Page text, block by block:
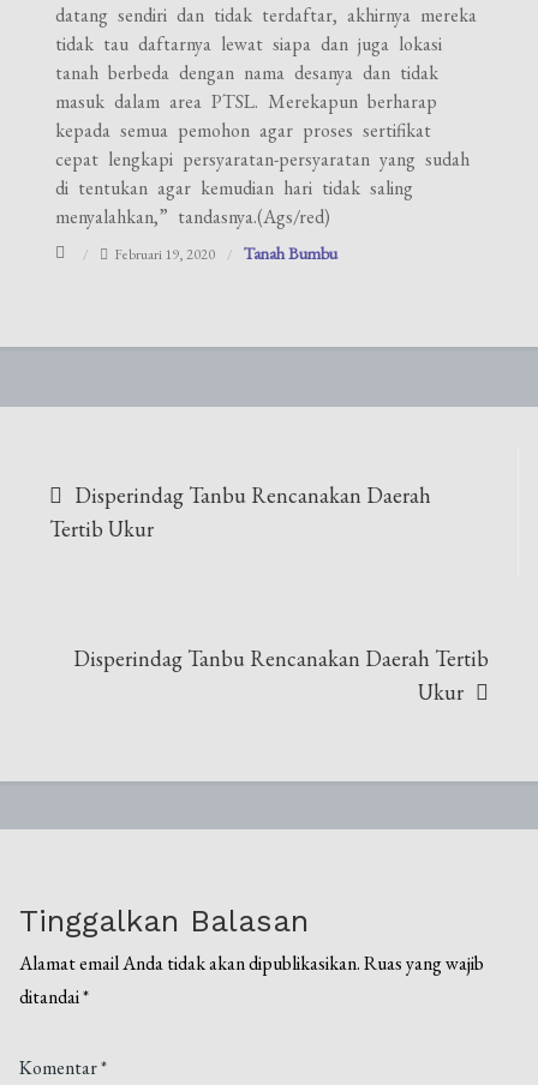
datang sendiri dan tidak terdaftar, akhirnya mereka
tidak tau daftarnya lewat siapa dan juga lokasi
tanah berbeda dengan nama desanya dan tidak
masuk dalam area PTSL. Merekapun berharap
kepada semua pemohon agar proses sertifikat
cepat lengkapi persyaratan-persyaratan yang sudah
di tentukan agar kemudian hari tidak saling
menyalahkan,” tandasnya.(Ags/red)
Februari 19, 2020 Tanah Bumbu
pos
Disperindag Tanbu Rencanakan Daerah
Tertib Ukur
Disperindag Tanbu Rencanakan Daerah Tertib
Ukur
Tinggalkan Balasan
Alamat email Anda tidak akan dipublikasikan. Ruas yang wajib
ditandai*
Komentar*